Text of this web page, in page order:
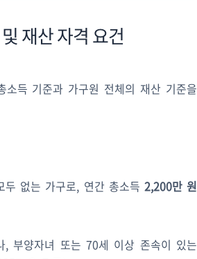
재산 자격 요건
소득 기준과 가구원 전체의 재산 기준을
없는 가구로, 연간 총소득 2,200만 원
부양자녀 또는 70세 이상 존속이 있는